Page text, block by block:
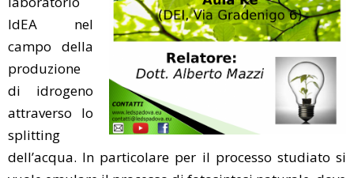
IdEA nel
campo della
produzione
di idrogeno
attraverso lo
splitting
dell’acqua. In particolare per il processo studiato si